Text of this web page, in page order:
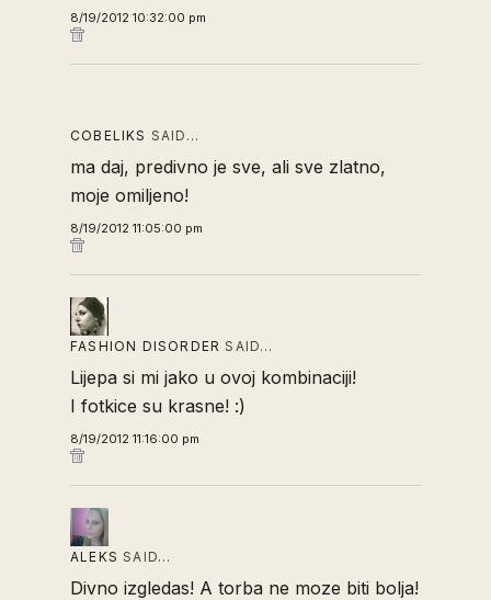
8/19/2012 10:32:00 pm
COBELIKS SAID…
ma daj, predivno je sve, ali sve zlatno,
moje omiljeno!
8/19/2012 11:05:00 pm
FASHION DISORDER SAID…
Lijepa si mi jako u ovoj kombinaciji!
I fotkice su krasne! :)
8/19/2012 11:16:00 pm
ALEKS SAID…
Divno izgledas! A torba ne moze biti bolja!